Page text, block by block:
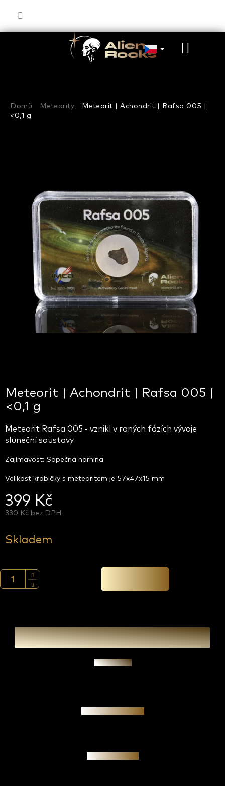
Domů Meteority
Meteorit | Achondrit | Rafsa 005 |
<0,1 g
Meteorit | Achondrit | Rafsa 005 |
<0,1 g
399 Kč
330 Kč bez DPH
cena:
Skladem
Meteorit Rafsa 005 - vznikl v raných fázích vývoje
sluneční soustavy
Zajímavost: Sopečná hornina
Velikost krabičky s meteoritem je 57x47x15 mm
Zeptat se